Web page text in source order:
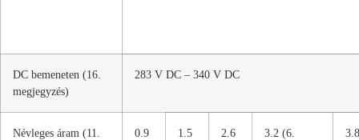
DC bemeneten (16.
megjegyzés)
283 V DC – 340 V DC
Névleges áram (11.
0.9 1.5 2.6
3.2 (6.
3.8